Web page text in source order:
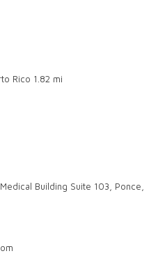
Rico 1.82 mi
Building Suite 103, Ponce,